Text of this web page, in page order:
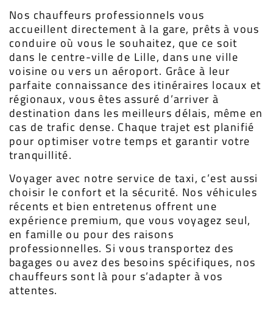
Nos chauffeurs professionnels vous
accueillent directement à la gare, prêts à vous
conduire où vous le souhaitez, que ce soit
dans le centre-ville de Lille, dans une ville
voisine ou vers un aéroport. Grâce à leur
parfaite connaissance des itinéraires locaux et
régionaux, vous êtes assuré d’arriver à
destination dans les meilleurs délais, même en
cas de trafic dense. Chaque trajet est planifié
pour optimiser votre temps et garantir votre
tranquillité.
Voyager avec notre service de taxi, c’est aussi
choisir le confort et la sécurité. Nos véhicules
récents et bien entretenus offrent une
expérience premium, que vous voyagez seul,
en famille ou pour des raisons
professionnelles. Si vous transportez des
bagages ou avez des besoins spécifiques, nos
chauffeurs sont là pour s’adapter à vos
attentes.